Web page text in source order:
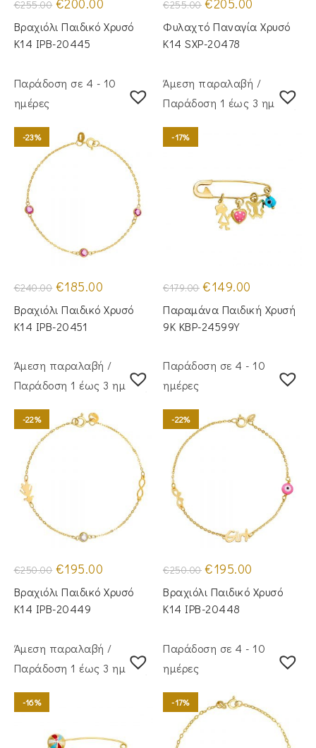
€255.00 price
was:
€255.00.
€200.00
τιμή
είναι:
Βραχιόλι Παιδικό Χρυσό
Κ14 IPB-20445
€255.00 price
was:
€255.00.
€205.00
τιμή
είναι:
Φυλαχτό Παναγία Χρυσό
Κ14 SXP-20478
Παράδοση σε 4 - 10
ημέρες
-23%
€240.00 Original
price
was:
€240.00.
€185.00
τιμή
είναι:
Βραχιόλι Παιδικό Χρυσό
Κ14 IPB-20451
Άμεση παραλαβή /
Παράδoση 1 έως 3 ημέρες
-17%
€179.00 Original
price
was:
€179.00.
€149.00
τιμή
είναι:
Παραμάνα Παιδική Χρυσή
9Κ KBP-24599Υ
Άμεση παραλαβή /
Παράδoση 1 έως 3 ημέρες
-22%
€250.00 Original
price
was:
€250.00.
€195.00
τιμή
είναι:
Βραχιόλι Παιδικό Χρυσό
Κ14 IPB-20449
Παράδοση σε 4 - 10
ημέρες
-22%
€250.00 Original
price
was:
€250.00.
€195.00
τιμή
είναι:
Βραχιόλι Παιδικό Χρυσό
Κ14 IPB-20448
Άμεση παραλαβή /
Παράδoση 1 έως 3 ημέρες
-16%
Παράδοση σε 4 - 10
ημέρες
-17%